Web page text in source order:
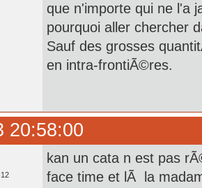
que n'importe qui ne l'a
pourquoi aller chercher
Sauf des grosses
en intra-frontiÃ©res.
20:58:00
kan un cata n est pas
face time et lÃ la